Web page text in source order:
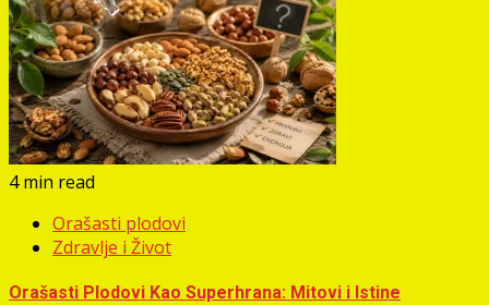
4 min read
Orašasti plodovi
Zdravlje i Život
Orašasti Plodovi Kao Superhrana: Mitovi i Istine